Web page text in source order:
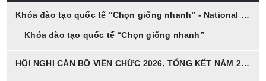
Khóa đào tạo quốc tế “Chọn giống nhanh” - National Training Course on “Speed Breeding”
Khóa đào tạo quốc tế “Chọn giống nhanh”
National Training Course on “Speed Breeding” HỘI NGHỊ CÁN BỘ VIÊN CHỨC 2026, TỔNG KẾT NĂM 2025, TRIỂN KHAI KẾ HOẠCH CÔNG TÁC NĂM 2026